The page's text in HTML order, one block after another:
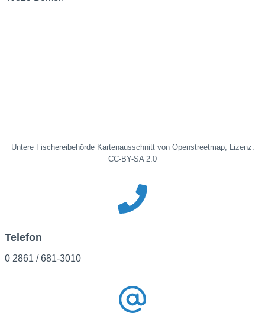
Untere Fischereibehörde Kartenausschnitt von Openstreetmap, Lizenz:
CC-BY-SA 2.0
Telefon
0 2861 / 681-3010